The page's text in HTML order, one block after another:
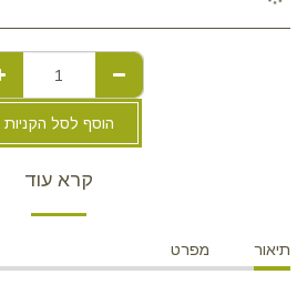
הוסף לסל הקניות
קרא עוד
תיאור מפרט